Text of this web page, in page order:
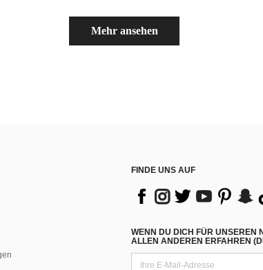
Mehr ansehen
FINDE UNS AUF
WENN DU DICH FÜR UNSEREN
ALLEN ANDEREN ERFAHREN